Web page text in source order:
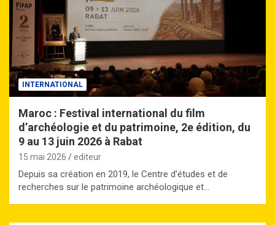
INTERNATIONAL
Maroc : Festival international du film
d’archéologie et du patrimoine, 2e édition, du
9 au 13 juin 2026 à Rabat
15 mai 2026 editeur
Depuis sa création en 2019, le Centre d’études et de
recherches sur le patrimoine archéologique et…